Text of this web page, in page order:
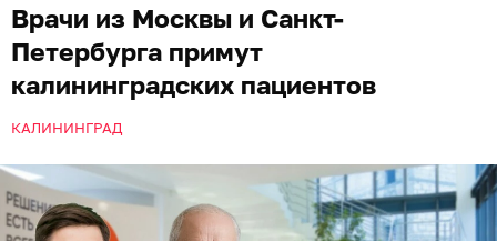
Врачи из Москвы и Санкт-
Петербурга примут
калининградских пациентов
КАЛИНИНГРАД